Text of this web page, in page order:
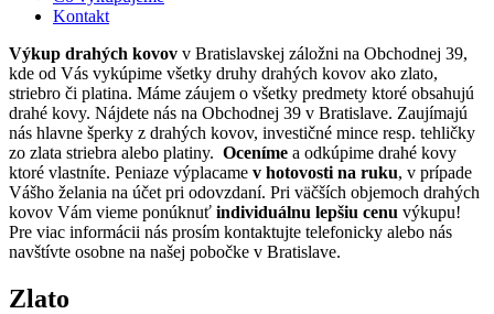
Kontakt
Výkup drahých kovov v Bratislavskej záložni na Obchodnej 39,
kde od Vás vykúpime všetky druhy drahých kovov ako zlato,
striebro či platina. Máme záujem o všetky predmety ktoré obsahujú
drahé kovy. Nájdete nás na Obchodnej 39 v Bratislave. Zaujímajú
nás hlavne šperky z drahých kovov, investičné mince resp. tehličky
zo zlata striebra alebo platiny. Oceníme a odkúpime drahé kovy
ktoré vlastníte. Peniaze výplacame v hotovosti na ruku, v prípade
Vášho želania na účet pri odovzdaní. Pri väčších objemoch drahých
kovov Vám vieme ponúknuť individuálnu lepšiu cenu výkupu!
Pre viac informácii nás prosím kontaktujte telefonicky alebo nás
navštívte osobne na našej pobočke v Bratislave.
Zlato